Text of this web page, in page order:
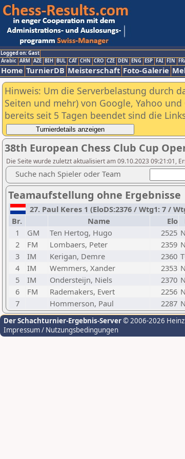
Logged on: Gast
Arabic ARM AZE BIH BUL CAT CHN CRO CZE DEN ENG ESP FAI FIN
Home TurnierDB Meisterschaft Foto-Galerie
Hinweis: Um die Serverbelastung durch
Seiten und mehr) von Google, Yahoo
bereits seit 5 Tagen beendet sind die
38th European Chess Club Cup
Die Seite wurde zuletzt aktualisiert am 09.10.2023 09:21:01,
Suche nach Spieler oder Team
Teamaufstellung ohne Ergebnisse
27. Paul Keres 1 (EloDS:2376 / Wtg1: 7 /
Br.
Name Elo
1
GM Ten Hertog, Hugo 2525
2
FM Lombaers, Peter 2359
3
IM Kerigan, Demre 2360
4
IM Wemmers, Xander 2353
5
IM Ondersteijn, Niels 2370
6
FM Rademakers, Evert 2256
7
Hommerson, Paul 2287
Der Schachturnier-Ergebnis-Server© 2006-2026
Impressum / Nutzungsbedingungen